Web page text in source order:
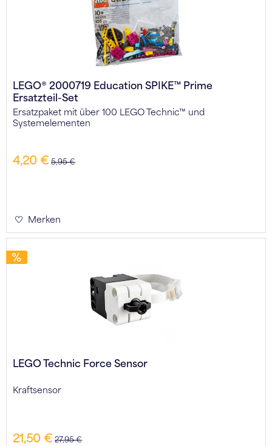
LEGO® 2000719 Education SPIKE™ Prime
Ersatzteil-Set
Ersatzpaket mit über 100 LEGO Technic™ und
Systemelementen
4,20 € 5,95 €
Merken
LEGO Technic Force Sensor
Kraftsensor
21,50 € 27,95 €